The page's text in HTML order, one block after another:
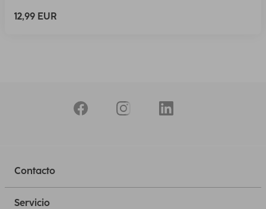
12,99 EUR
Contacto
Servicio